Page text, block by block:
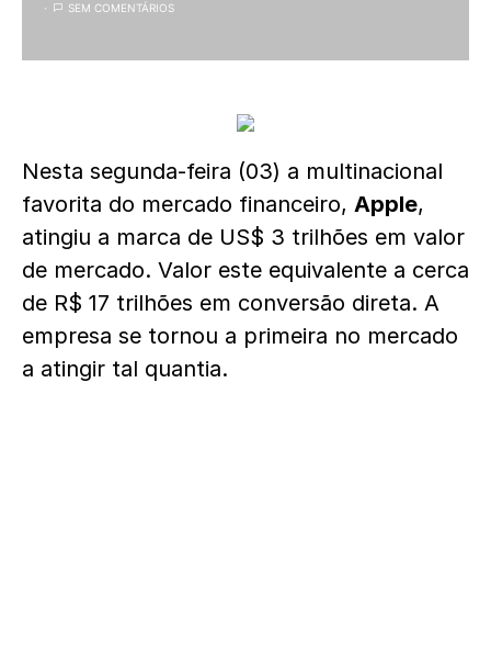
SEM COMENTÁRIOS
Nesta segunda-feira (03) a multinacional
favorita do mercado financeiro, Apple,
atingiu a marca de US$ 3 trilhões em valor
de mercado. Valor este equivalente a cerca
de R$ 17 trilhões em conversão direta. A
empresa se tornou a primeira no mercado
a atingir tal quantia.